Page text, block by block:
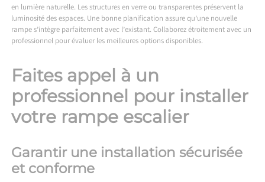
en lumière naturelle. Les structures en verre ou transparentes préservent la
luminosité des espaces. Une bonne planification assure qu’une nouvelle
rampe s’intègre parfaitement avec l’existant. Collaborez étroitement avec un
professionnel pour évaluer les meilleures options disponibles.
Faites appel à un
professionnel pour installer
votre rampe escalier
Garantir une installation sécurisée
et conforme